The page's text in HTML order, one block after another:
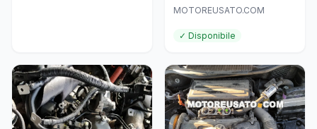
MOTOREUSATO.COM
✓ Disponibile